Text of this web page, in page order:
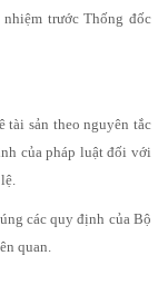
trước Thống đốc
tài sản theo nguyên tắc
của pháp luật đối với
các quy định của Bộ
quan.